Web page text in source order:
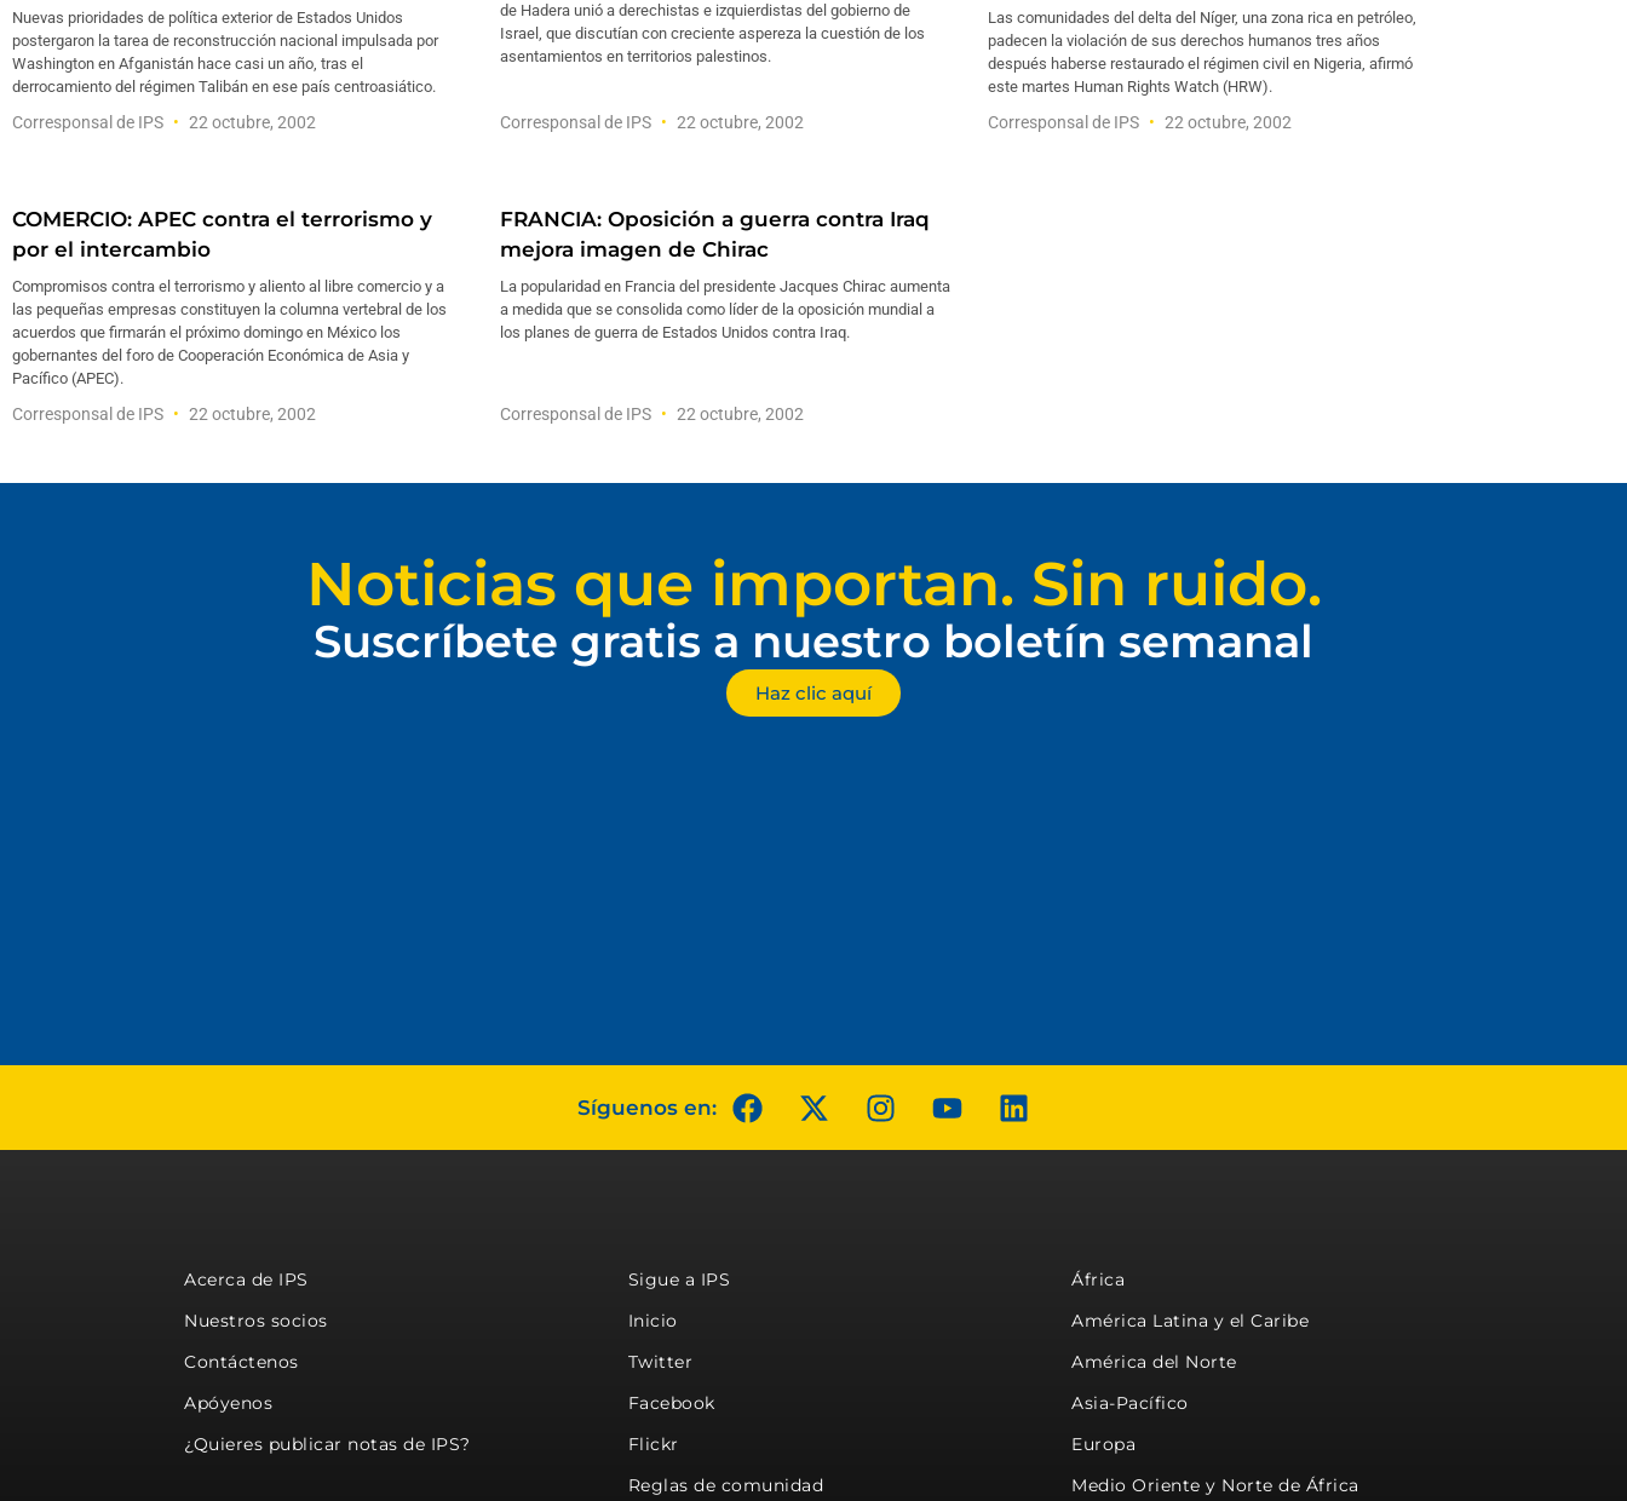
Nuevas prioridades de política exterior de Estados Unidos
postergaron la tarea de reconstrucción nacional impulsada por
Washington en Afganistán hace casi un año, tras el
derrocamiento del régimen Talibán en ese país centroasiático.
Corresponsal de IPS 22 octubre, 2002
de Hadera unió a derechistas e izquierdistas del gobierno de
Israel, que discutían con creciente aspereza la cuestión de los
asentamientos en territorios palestinos.
Corresponsal de IPS 22 octubre, 2002
Las comunidades del delta del Níger, una zona rica en petróleo,
padecen la violación de sus derechos humanos tres años
después haberse restaurado el régimen civil en Nigeria, afirmó
este martes Human Rights Watch (HRW).
Corresponsal de IPS 22 octubre, 2002
COMERCIO: APEC contra el terrorismo y
por el intercambio
Compromisos contra el terrorismo y aliento al libre comercio y a
las pequeñas empresas constituyen la columna vertebral de los
acuerdos que firmarán el próximo domingo en México los
gobernantes del foro de Cooperación Económica de Asia y
Pacífico (APEC).
Corresponsal de IPS 22 octubre, 2002
FRANCIA: Oposición a guerra contra Iraq
mejora imagen de Chirac
La popularidad en Francia del presidente Jacques Chirac aumenta
a medida que se consolida como líder de la oposición mundial a
los planes de guerra de Estados Unidos contra Iraq.
Corresponsal de IPS 22 octubre, 2002
Noticias que importan. Sin ruido.
Suscríbete gratis a nuestro boletín semanal
Haz clic aquí
Síguenos en:
Acerca de IPS
Nuestros socios
Contáctenos
Apóyenos
¿Quieres publicar notas de IPS?
Sigue a IPS
Inicio
Twitter
Facebook
Flickr
Reglas de comunidad
África
América Latina y el Caribe
América del Norte
Asia-Pacífico
Europa
Medio Oriente y Norte de África